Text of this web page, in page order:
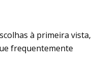
à primeira vista,
frequentemente